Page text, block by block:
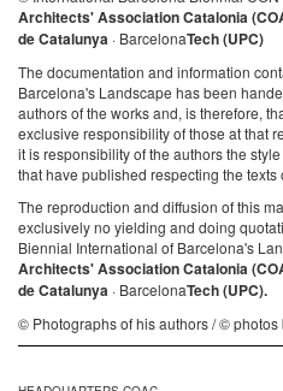
Architects' Association Catalonia
de Catalunya · BarcelonaTech (UPC)
The documentation and information
Barcelona's Landscape has been
authors of the works and, is therefore,
exclusive responsibility of those at that
it is responsibility of the authors the
that have published respecting the texts
The reproduction and diffusion of this
exclusively no yielding and doing
Biennial International of Barcelona's
Architects' Association Catalonia
de Catalunya · BarcelonaTech (UPC).
© Photographs of his authors / © photos